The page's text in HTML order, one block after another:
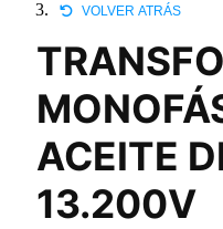
VOLVER ATRÁS
ACEITE
13.200V